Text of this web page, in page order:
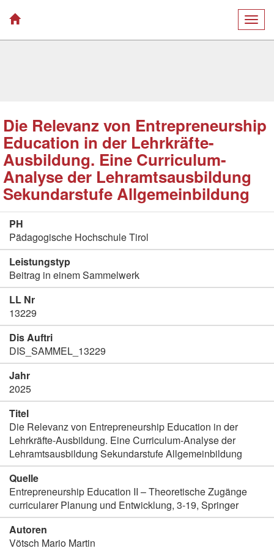
Die Relevanz von Entrepreneurship
Education in der Lehrkräfte-
Ausbildung. Eine Curriculum-
Analyse der Lehramtsausbildung
Sekundarstufe Allgemeinbildung
PH
Pädagogische Hochschule Tirol
Leistungstyp
Beitrag in einem Sammelwerk
LL Nr
13229
Dis Auftri
DIS_SAMMEL_13229
Jahr
2025
Titel
Die Relevanz von Entrepreneurship Education in der
Lehrkräfte-Ausbildung. Eine Curriculum-Analyse der
Lehramtsausbildung Sekundarstufe Allgemeinbildung
Quelle
Entrepreneurship Education II – Theoretische Zugänge
curricularer Planung und Entwicklung, 3-19, Springer
Autoren
Vötsch Mario Martin